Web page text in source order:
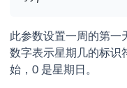
此参数设置一周的第一
数字表示星期几的标识
始，0 是星期日。